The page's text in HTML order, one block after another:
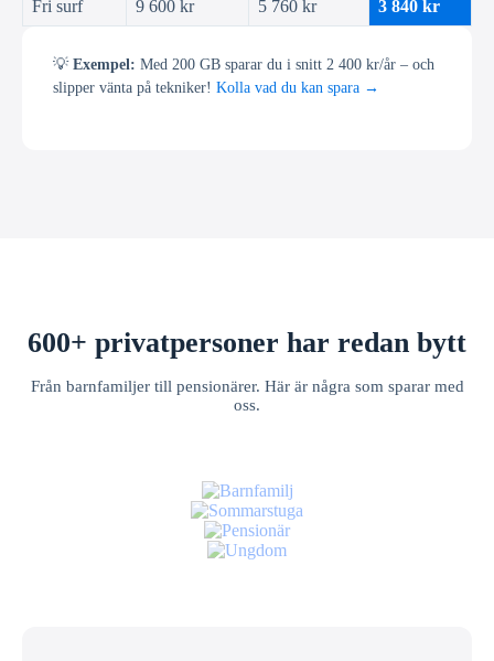
Fri surf 9 600 kr 5 760 kr 3 840 kr
💡Exempel: Med 200 GB sparar du i snitt 2 400 kr/år – och
slipper vänta på tekniker! Kolla vad du kan spara →
600+ privatpersoner har redan bytt
Från barnfamiljer till pensionärer. Här är några som sparar med
oss.